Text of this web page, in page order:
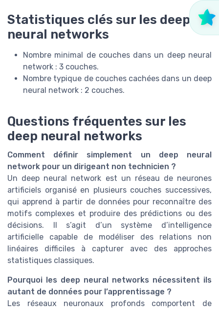
Statistiques clés sur les deep
neural networks
Nombre minimal de couches dans un deep neural
network : 3 couches.
Nombre typique de couches cachées dans un deep
neural network : 2 couches.
Questions fréquentes sur les
deep neural networks
Comment définir simplement un deep neural
network pour un dirigeant non technicien ?
Un deep neural network est un réseau de neurones
artificiels organisé en plusieurs couches successives,
qui apprend à partir de données pour reconnaître des
motifs complexes et produire des prédictions ou des
décisions. Il s’agit d’un système d’intelligence
artificielle capable de modéliser des relations non
linéaires difficiles à capturer avec des approches
statistiques classiques.
Pourquoi les deep neural networks nécessitent ils
autant de données pour l’apprentissage ?
Les réseaux neuronaux profonds comportent de